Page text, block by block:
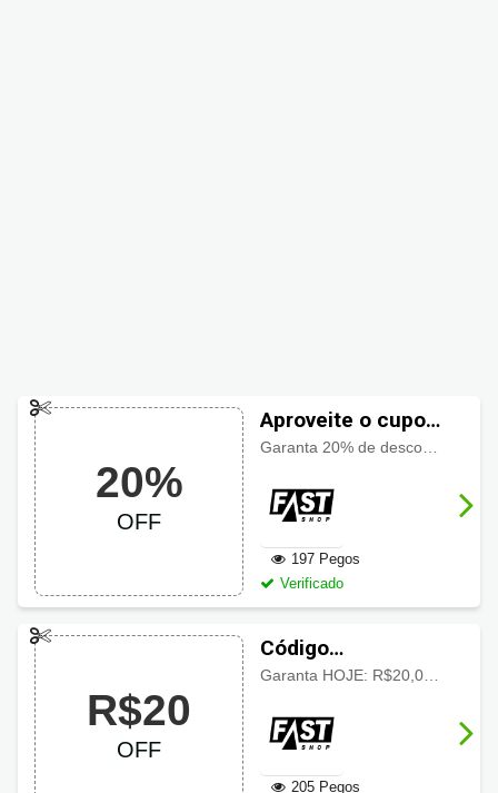
20%
OFF
Aproveite o cupom
Fastshop com 20%
197 Pegos
Verificado
R$20
OFF
Código
promocional Fast
OFF
205 Pegos